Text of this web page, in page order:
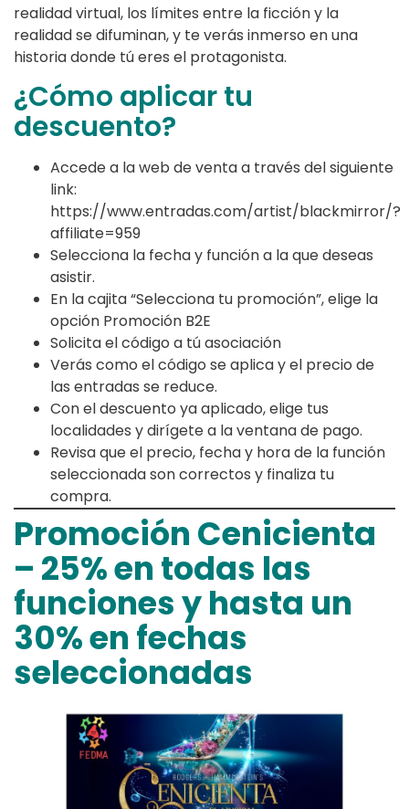
realidad virtual, los límites entre la ficción y la
realidad se difuminan, y te verás inmerso en una
historia donde tú eres el protagonista.
¿Cómo aplicar tu
descuento?
Accede a la web de venta a través del siguiente
link:
https://www.entradas.com/artist/blackmirror/?
affiliate=959
Selecciona la fecha y función a la que deseas
asistir.
En la cajita “Selecciona tu promoción”, elige la
opción Promoción B2E
Solicita el código a tú asociación
Verás como el código se aplica y el precio de
las entradas se reduce.
Con el descuento ya aplicado, elige tus
localidades y dirígete a la ventana de pago.
Revisa que el precio, fecha y hora de la función
seleccionada son correctos y finaliza tu
compra.
Promoción Cenicienta
– 25% en todas las
funciones y hasta un
30% en fechas
seleccionadas